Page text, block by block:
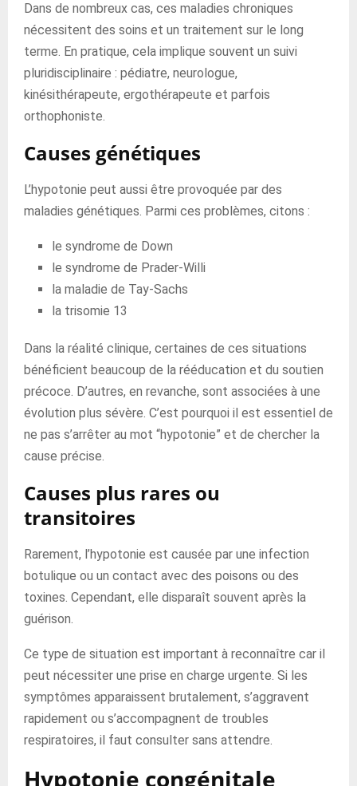
Dans de nombreux cas, ces maladies chroniques
nécessitent des soins et un traitement sur le long
terme. En pratique, cela implique souvent un suivi
pluridisciplinaire : pédiatre, neurologue,
kinésithérapeute, ergothérapeute et parfois
orthophoniste.
Causes génétiques
L’hypotonie peut aussi être provoquée par des
maladies génétiques. Parmi ces problèmes, citons :
le syndrome de Down
le syndrome de Prader-Willi
la maladie de Tay-Sachs
la trisomie 13
Dans la réalité clinique, certaines de ces situations
bénéficient beaucoup de la rééducation et du soutien
précoce. D’autres, en revanche, sont associées à une
évolution plus sévère. C’est pourquoi il est essentiel de
ne pas s’arrêter au mot “hypotonie” et de chercher la
cause précise.
Causes plus rares ou
transitoires
Rarement, l’hypotonie est causée par une infection
botulique ou un contact avec des poisons ou des
toxines. Cependant, elle disparaît souvent après la
guérison.
Ce type de situation est important à reconnaître car il
peut nécessiter une prise en charge urgente. Si les
symptômes apparaissent brutalement, s’aggravent
rapidement ou s’accompagnent de troubles
respiratoires, il faut consulter sans attendre.
Hypotonie congénitale